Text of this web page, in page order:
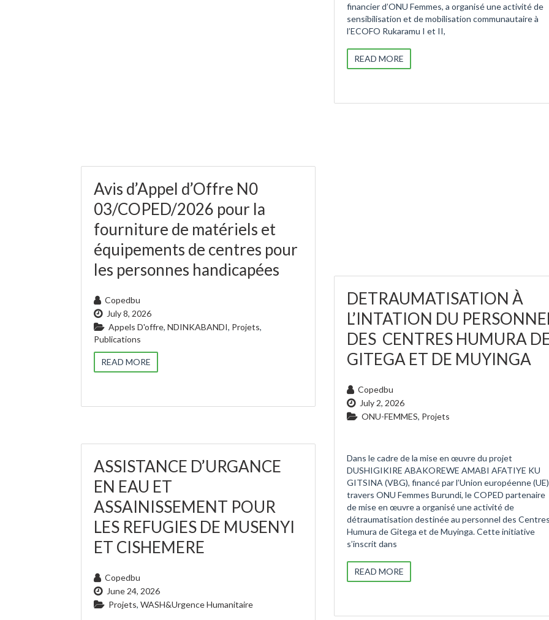
financier d’ONU Femmes, a organisé une activité de
sensibilisation et de mobilisation communautaire à
l’ECOFO Rukaramu I et II,
READ MORE
Avis d’Appel d’Offre N0
03/COPED/2026 pour la
fourniture de matériels et
équipements de centres pour
les personnes handicapées
Copedbu
July 8, 2026
Appels D'offre, NDINKABANDI, Projets,
Publications
READ MORE
DETRAUMATISATION À
L’INTATION DU
DES CENTRES HUMURA
GITEGA ET DE MUYINGA
Copedbu
July 2, 2026
ONU-FEMMES, Projets
Dans le cadre de la mise en œuvre du projet
DUSHIGIKIRE ABAKOREWE AMABI AFATIYE KU
GITSINA (VBG), financé par l’Union européenne
travers ONU Femmes Burundi, le COPED partenaire
de mise en œuvre a organisé une activité de
détraumatisation destinée au personnel des
Humura de Gitega et de Muyinga. Cette initiative
s’inscrit dans
READ MORE
ASSISTANCE D’URGANCE
EN EAU ET
ASSAINISSEMENT POUR
LES REFUGIES DE MUSENYI
ET CISHEMERE
Copedbu
June 24, 2026
Projets, WASH&Urgence Humanitaire